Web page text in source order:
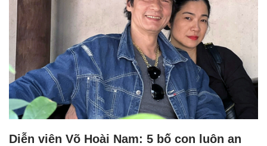
Diễn viên Võ Hoài Nam: 5 bố con luôn an